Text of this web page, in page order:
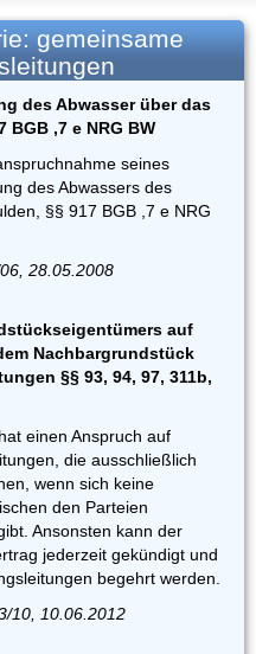
gemeinsame
des Abwasser über das
BGB ,7 e NRG BW
seines
des Abwassers des
§§ 917 BGB ,7 e NRG
28.05.2008
auf
Nachbargrundstück
§§ 93, 94, 97, 311b,
einen Anspruch auf
die ausschließlich
wenn sich keine
den Parteien
Ansonsten kann der
jederzeit gekündigt und
begehrt werden.
10, 10.06.2012